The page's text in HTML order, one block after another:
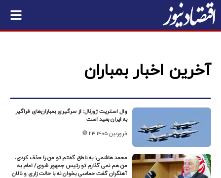
آخرین اخبار بمباران
وال استریت ژورنال: از سرگیری بمباران‌های فراگیر
به ایران بعید است
۲۴ فروردین ۱۴۰۵
محمد هاشمی: به ناطق گفتم تو من را حذف کردی،
من هم نمی گذارم تو رئیس جمهور شوی/ امام به
آهنگران گفت حماسی بخوان نه با حالت زاری و نالان